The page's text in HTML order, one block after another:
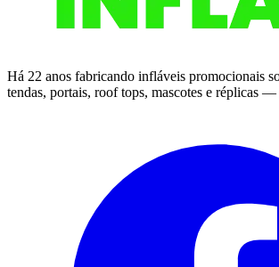
Há 22 anos fabricando infláveis promocionais
tendas, portais, roof tops, mascotes e réplicas